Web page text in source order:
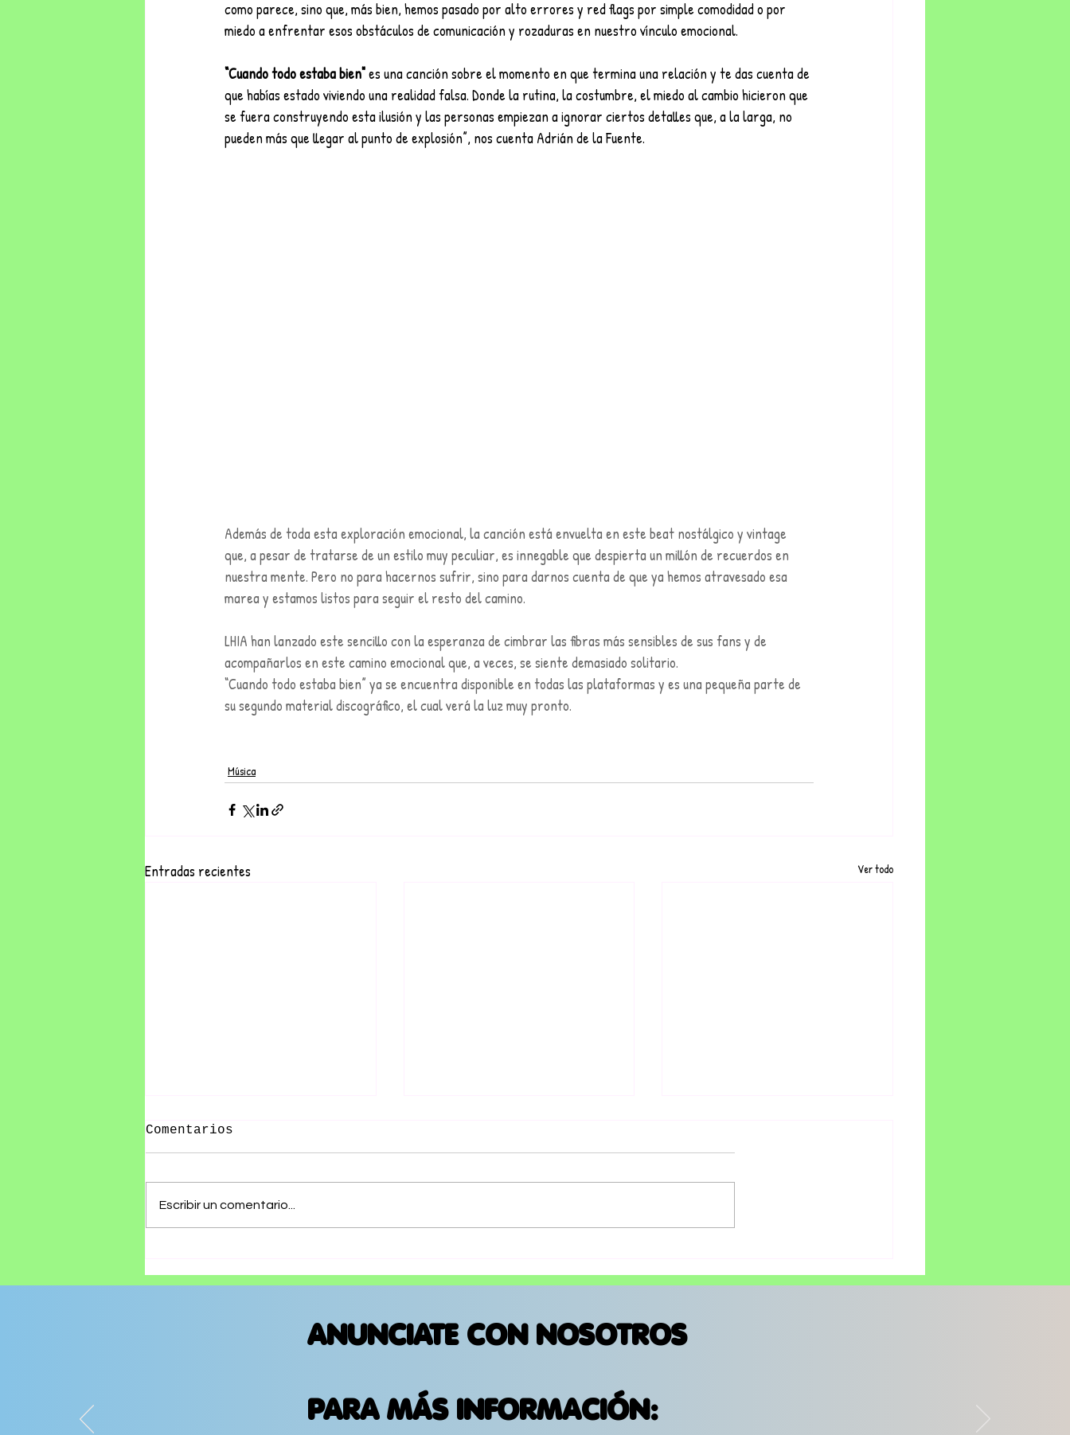
como parece, sino que, más bien, hemos pasado por alto errores y red flags por simple comodidad o por
miedo a enfrentar esos obstáculos de comunicación y rozaduras en nuestro vínculo emocional.
“Cuando todo estaba bien" es una canción sobre el momento en que termina una relación y te das cuenta de
que habías estado viviendo una realidad falsa. Donde la rutina, la costumbre, el miedo al cambio hicieron que
se fuera construyendo esta ilusión y las personas empiezan a ignorar ciertos detalles que, a la larga, no
pueden más que llegar al punto de explosión”, nos cuenta Adrián de la Fuente.
Además de toda esta exploración emocional, la canción está envuelta en este beat nostálgico y vintage
que, a pesar de tratarse de un estilo muy peculiar, es innegable que despierta un millón de recuerdos en
nuestra mente. Pero no para hacernos sufrir, sino para darnos cuenta de que ya hemos atravesado esa
marea y estamos listos para seguir el resto del camino.
LHIA han lanzado este sencillo con la esperanza de cimbrar las fibras más sensibles de sus fans y de
acompañarlos en este camino emocional que, a veces, se siente demasiado solitario.
“Cuando todo estaba bien” ya se encuentra disponible en todas las plataformas y es una pequeña parte de
su segundo material discográfico, el cual verá la luz muy pronto.
Música
Entradas recientes Ver todo
Ciudad de México
“Microdosis” su más
Comentarios
Escribir un comentario...
ANUNCIATE CON NOSOTROS
PARA MÁS INFORMACIÓN: